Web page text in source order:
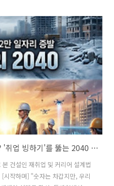
로 직결된다. 이 치열한 임대 시장
우고 있는 기업이 있다.바로 경기
는 베스트렌탈이다. “장비가 다
단순 임대회사가 아니다.‘안전·품
파트너다.1️⃣ 글로벌 브랜드 다량..
건설업 일자리 12만 개 증발? '취업 빙하기'를 뚫는 2040 생존 전략
건설인 재취업 및 커리어 설계법
시작하며] "숫자는 차갑지만, 우리